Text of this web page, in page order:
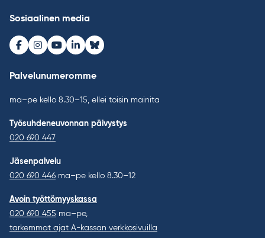
Sosiaalinen media
Facebook
Instagram
Youtube
LinkedInBluesky
Palvelunumeromme
ma–pe kello 8.30–15, ellei toisin mainita
Työsuhdeneuvonnan päivystys
020 690 447
Jäsenpalvelu
020 690 446 ma–pe kello 8.30–12
Avoin työttömyyskassa
020 690 455 ma–pe,
tarkemmat ajat A-kassan verkkosivuilla